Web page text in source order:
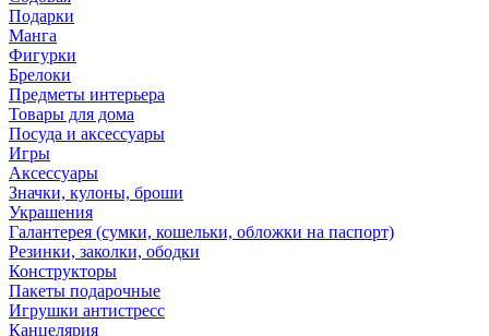
Подарки
Манга
Фигурки
Брелоки
Предметы интерьера
Товары для дома
Посуда и аксессуары
Игры
Аксессуары
Значки, кулоны, броши
Украшения
Галантерея (сумки, кошельки, обложки на паспорт)
Резинки, заколки, ободки
Конструкторы
Пакеты подарочные
Игрушки антистресс
Канцелярия